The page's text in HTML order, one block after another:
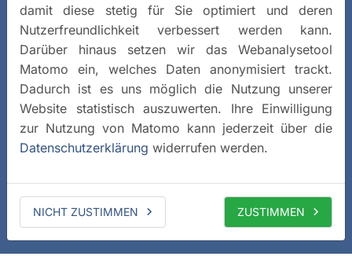
damit diese stetig für Sie optimiert und deren
Nutzerfreundlichkeit verbessert werden kann.
Darüber hinaus setzen wir das Webanalysetool
Matomo ein, welches Daten anonymisiert trackt.
Dadurch ist es uns möglich die Nutzung unserer
Website statistisch auszuwerten. Ihre Einwilligung
zur Nutzung von Matomo kann jederzeit über die
Datenschutzerklärung widerrufen werden.
NICHT ZUSTIMMEN ZUSTIMMEN